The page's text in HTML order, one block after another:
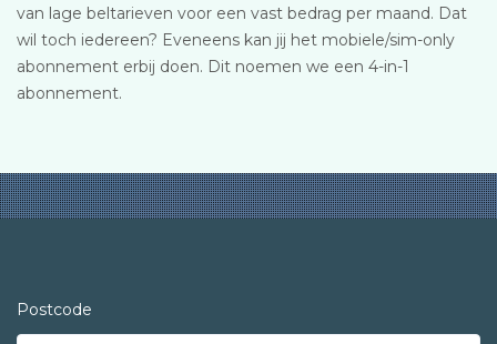
van lage beltarieven voor een vast bedrag per maand. Dat
wil toch iedereen? Eveneens kan jij het mobiele/sim-only
abonnement erbij doen. Dit noemen we een 4-in-1
abonnement.
Postcode